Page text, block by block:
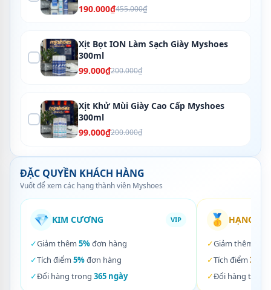
190.000₫455.000₫
Xịt Bọt ION Làm Sạch Giày Myshoes
300ml
99.000₫200.000₫
Xịt Khử Mùi Giày Cao Cấp Myshoes
300ml
99.000₫200.000₫
ĐẶC QUYỀN KHÁCH HÀNG
Vuốt để xem các hạng thành viên Myshoes
💎 KIM CƯƠNG VIP
✓Giảm thêm 5%đơn hàng
✓Tích điểm 5%đơn hàng
✓Đổi hàng trong 365 ngày
🥇 HẠNG
✓Giảm thêm
✓Tích điểm 3%
✓Đổi hàng trong